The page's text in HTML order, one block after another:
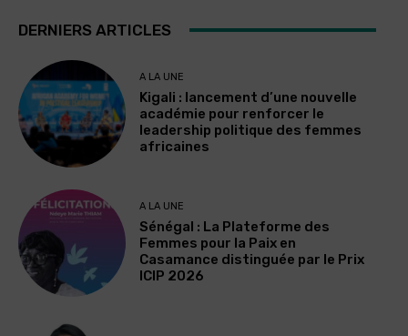
DERNIERS ARTICLES
A LA UNE
Kigali : lancement d’une nouvelle
académie pour renforcer le
leadership politique des femmes
africaines
A LA UNE
Sénégal : La Plateforme des
Femmes pour la Paix en
Casamance distinguée par le Prix
ICIP 2026